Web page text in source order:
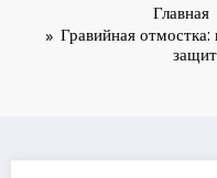
Главная
Гравийная